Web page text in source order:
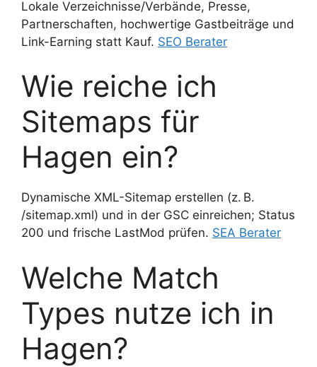
Lokale Verzeichnisse/Verbände, Presse,
Partnerschaften, hochwertige Gastbeiträge und
Link-Earning statt Kauf. SEO Berater
Wie reiche ich
Sitemaps für
Hagen ein?
Dynamische XML-Sitemap erstellen (z. B.
/sitemap.xml) und in der GSC einreichen; Status
200 und frische LastMod prüfen. SEA Berater
Welche Match
Types nutze ich in
Hagen?